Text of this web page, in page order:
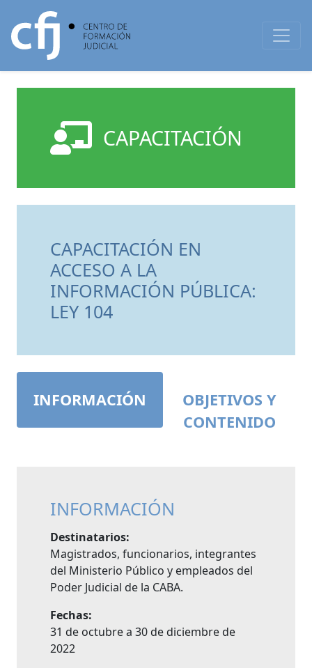
CAPACITACIÓN
CAPACITACIÓN EN
ACCESO A LA
INFORMACIÓN PÚBLICA:
LEY 104
INFORMACIÓN
OBJETIVOS Y
CONTENIDO
INFORMACIÓN
Destinatarios:
Magistrados, funcionarios, integrantes
del Ministerio Público y empleados del
Poder Judicial de la CABA.
Fechas:
31 de octubre a 30 de diciembre de
2022